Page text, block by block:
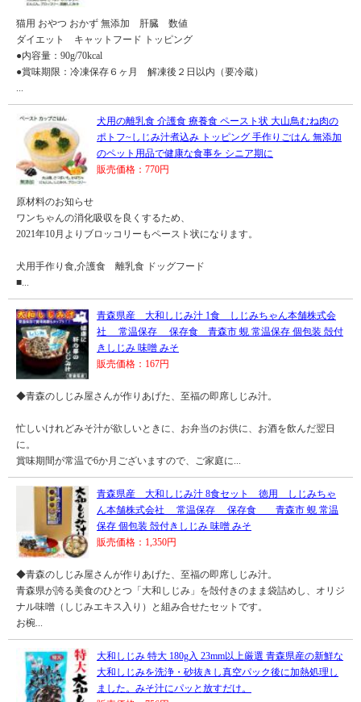
猫用 おやつ おかず 無添加 肝臓 数値
ダイエット キャットフード トッピング
●内容量：90g/70kcal
●賞味期限：冷凍保存６ヶ月 解凍後２日以内（要冷蔵）
...
犬用の離乳食 介護食 療養食 ペースト状 大山鳥むね肉の
ポトフ~しじみ汁煮込み トッピング 手作りごはん 無添加
のペット用品で健康な食事を シニア期に
販売価格：770円
原材料のお知らせ
ワンちゃんの消化吸収を良くするため、
2021年10月よりブロッコリーもペースト状になります。
犬用手作り食,介護食 離乳食 ドッグフード
■...
青森県産 大和しじみ汁 1食 しじみちゃん本舗株式会
社 常温保存 保存食 青森市 蜆 常温保存 個包装 殻付
きしじみ 味噌 みそ
販売価格：167円
◆青森のしじみ屋さんが作りあげた、至福の即席しじみ汁。
忙しいけれどみそ汁が欲しいときに、お弁当のお供に、お酒を飲んだ翌日
に。
賞味期間が常温で6か月ございますので、ご家庭に...
青森県産 大和しじみ汁 8食セット 徳用 しじみちゃ
ん本舗株式会社 常温保存 保存食 青森市 蜆 常温
保存 個包装 殻付きしじみ 味噌 みそ
販売価格：1,350円
◆青森のしじみ屋さんが作りあげた、至福の即席しじみ汁。
青森県が誇る美食のひとつ「大和しじみ」を殻付きのまま袋詰めし、オリジ
ナル味噌（しじみエキス入り）と組み合せたセットです。
お椀...
大和しじみ 特大 180g入 23mm以上厳選 青森県産の新鮮な
大和しじみを洗浄・砂抜きし真空パック後に加熱処理し
ました。みそ汁にパッと放すだけ。